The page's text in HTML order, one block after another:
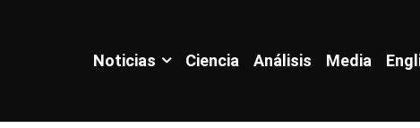
Noticias Ciencia Análisis Media